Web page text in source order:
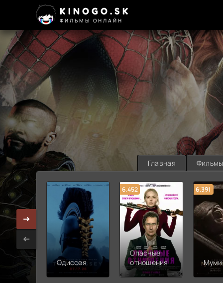
KINOGO.SK
ФИЛЬМЫ ОНЛАЙН
Главная Фильмы
Одиссея
6.452
Опасные
отношения
6.391